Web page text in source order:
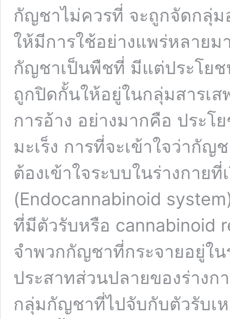
กัญชาไม่ควรที่ จะถูกจัดกลุ่ม
ให้มีการใช้อย่างแพร่หลาย
กัญชาเป็นพืชที่ มีแต่ประโยช
ถูกปิดกั้นให้อยู่ในกลุ่มสารเ
การอ้าง อย่างมากคือ ประ
มะเร็ง การที่จะเข้าใจว่ากัญ
ต้องเข้าใจระบบในร่างกาย
(Endocannabinoid
ที่มีตัวรับหรือ cannabinoid
จำพวกกัญชาที่กระจายอยู่ใ
ประสาทส่วนปลายของร่างก
กลุ่มกัญชาที่ไปจับกับตัวรับเ